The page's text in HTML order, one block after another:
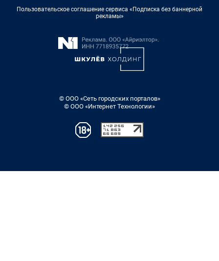
Пользовательское соглашение сервиса «Подписка без баннерной
рекламы»
© ООО «Сеть городских порталов»
© ООО «Интернет Технологии»